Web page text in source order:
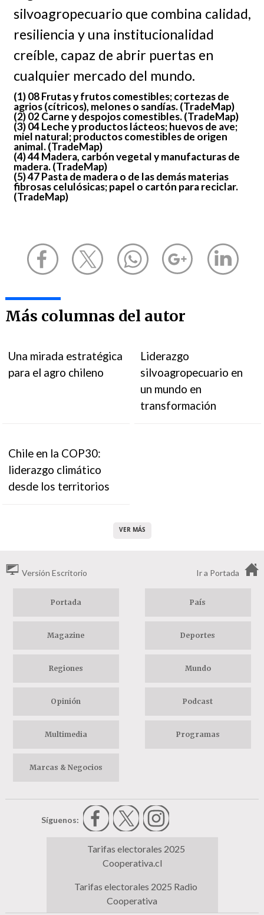
silvoagropecuario que combina calidad,
resiliencia y una institucionalidad
creíble, capaz de abrir puertas en
cualquier mercado del mundo.
(1) 08 Frutas y frutos comestibles; cortezas de
agrios (cítricos), melones o sandías. (TradeMap)
(2) 02 Carne y despojos comestibles. (TradeMap)
(3) 04 Leche y productos lácteos; huevos de ave;
miel natural; productos comestibles de origen
animal. (TradeMap)
(4) 44 Madera, carbón vegetal y manufacturas de
madera. (TradeMap)
(5) 47 Pasta de madera o de las demás materias
fibrosas celulósicas; papel o cartón para reciclar.
(TradeMap)
Más columnas del autor
Una mirada estratégica
para el agro chileno
Liderazgo
silvoagropecuario en
un mundo en
transformación
Chile en la COP30:
liderazgo climático
desde los territorios
VER MÁS
Versión Escritorio Ir a Portada
Portada País
Magazine Deportes
Regiones Mundo
Opinión Podcast
Multimedia Programas
Marcas & Negocios
Síguenos:
Tarifas electorales 2025
Cooperativa.cl
Tarifas electorales 2025 Radio
Cooperativa